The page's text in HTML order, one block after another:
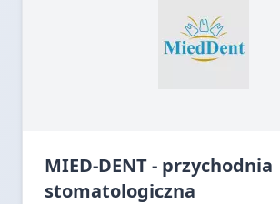
MIED-DENT - przychodnia
stomatologiczna